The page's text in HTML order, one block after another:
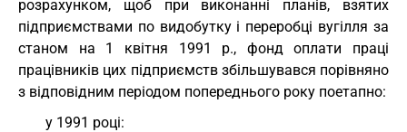
розрахунком, щоб при виконанні планів, взятих
підприємствами по видобутку і переробці вугілля за
станом на 1 квітня 1991 р., фонд оплати праці
працівників цих підприємств збільшувався порівняно
з відповідним періодом попереднього року поетапно:
у 1991 році: